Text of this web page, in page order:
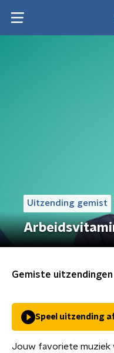
Uitzending gemist
Gemiste uitzendingen
Speel uitzending
Jouw favoriete muziek